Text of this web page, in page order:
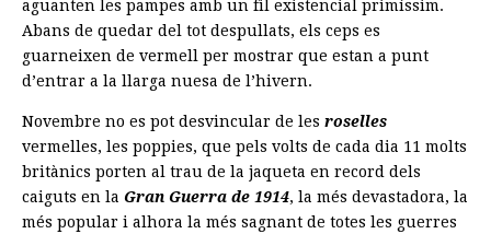
aguanten les pampes amb un fil existencial primíssim.
Abans de quedar del tot despullats, els ceps es
guarneixen de vermell per mostrar que estan a punt
d’entrar a la llarga nuesa de l’hivern.
Novembre no es pot desvincular de les roselles
vermelles, les poppies, que pels volts de cada dia 11 molts
britànics porten al trau de la jaqueta en record dels
caiguts en la Gran Guerra de 1914, la més devastadora, la
més popular i alhora la més sagnant de totes les guerres